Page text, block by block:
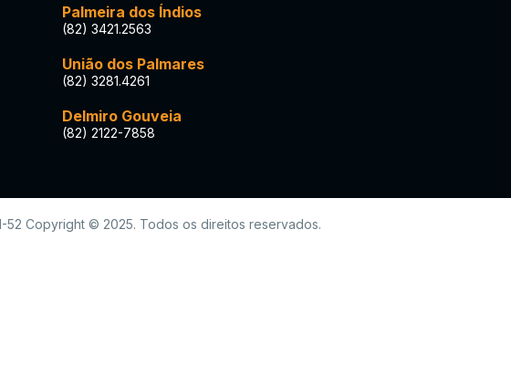
Palmeira dos Índios
(82) 3421.2563
União dos Palmares
(82) 3281.4261
Delmiro Gouveia
(82) 2122-7858
52 Copyright © 2025. Todos os direitos reservados.